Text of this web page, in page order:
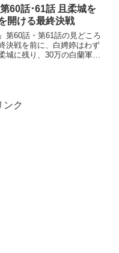
血書の兵法を手に皇帝へ直
待っていた、あまりにも残
結末とは？
60話･61話 且柔城を
開ける最終決戦
第60話・第61話の見どころ
決戦を前に、白娉婷はわず
城に残り、30万の白蘭軍を
介します。
ンク